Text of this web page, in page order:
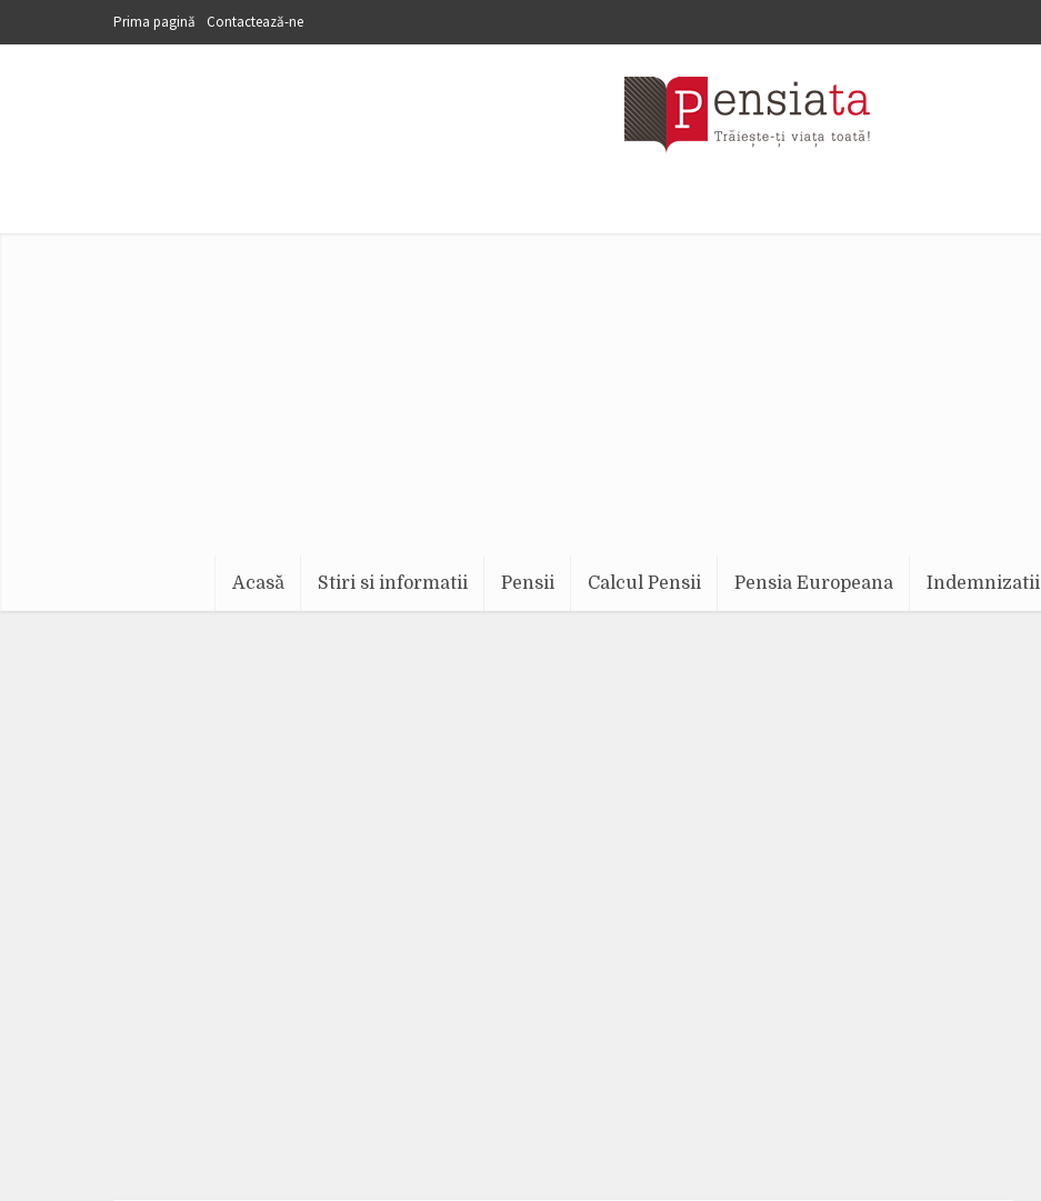
Prima pagină Contactează-ne
Acasă Stiri si informatii Pensii Calcul Pensii Pensia Europeana Indemnizatii